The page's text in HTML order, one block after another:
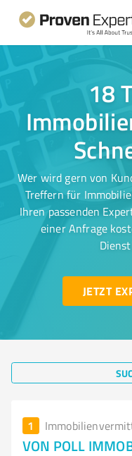
18
Wer wird gern von
Treffern für
Ihren passenden
einer Anfrage
JETZT
1
VON POLL